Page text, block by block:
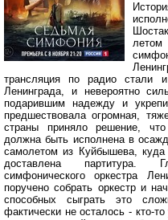
трансляция по радио стали
Ленинграда, и невероятно
подарившим надежду и
предшествовала огромная,
страны приняло решение,
должна быть исполнена в
самолетом из Куйбышева,
доставлена партитура.
симфонического оркестра
поручено собрать оркестр и
способных сыграть это
фактически не осталось - кто-